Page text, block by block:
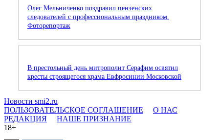
Олег Мельниченко поздравил пензенских
следователей с профессиональным праздником.
Фоторепортаж
В престольный день митрополит Серафим освятил
кресты строящегося храма Евфросинии Московской
Новости smi2.ru
ПОЛЬЗОВАТЕЛЬСКОЕ СОГЛАШЕНИЕ
О НАС
РЕДАКЦИЯ
НАШЕ ПРИЗНАНИЕ
18+